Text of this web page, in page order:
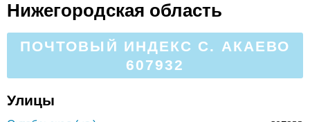
Нижегородская область
ПОЧТОВЫЙ ИНДЕКС С. АКАЕВО
607932
Улицы